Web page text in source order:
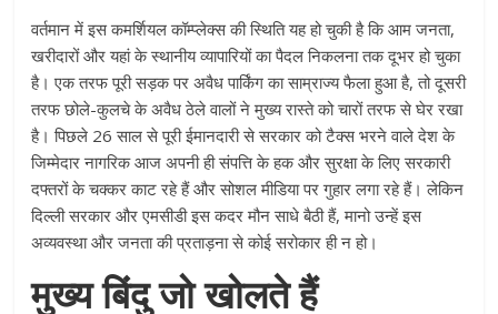
वर्तमान में इस कमर्शियल कॉम्प्लेक्स की स्थिति यह हो चुकी है कि आम जनता,
खरीदारों और यहां के स्थानीय व्यापारियों का पैदल निकलना तक दूभर हो चुका
है। एक तरफ पूरी सड़क पर अवैध पार्किंग का साम्राज्य फैला हुआ है, तो दूसरी
तरफ छोले-कुलचे के अवैध ठेले वालों ने मुख्य रास्ते को चारों तरफ से घेर रखा
है। पिछले 26 साल से पूरी ईमानदारी से सरकार को टैक्स भरने वाले देश के
जिम्मेदार नागरिक आज अपनी ही संपत्ति के हक और सुरक्षा के लिए सरकारी
दफ्तरों के चक्कर काट रहे हैं और सोशल मीडिया पर गुहार लगा रहे हैं। लेकिन
दिल्ली सरकार और एमसीडी इस कदर मौन साधे बैठी हैं, मानो उन्हें इस
अव्यवस्था और जनता की प्रताड़ना से कोई सरोकार ही न हो।
मुख्य बिंदु जो खोलते हैं